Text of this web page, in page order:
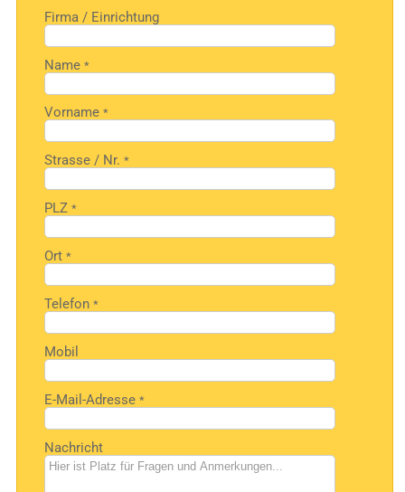
Firma / Einrichtung
Name*
Vorname*
Strasse / Nr.*
PLZ*
Ort*
Telefon*
Mobil
E-Mail-Adresse*
Nachricht